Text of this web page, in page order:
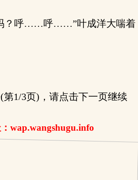
？呼……呼……”叶成洋大喘着
第1/3页)，请点击下一页继续
wap.wangshugu.info